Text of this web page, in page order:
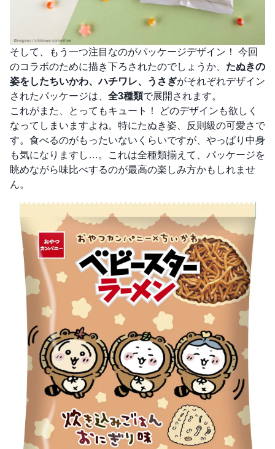
そして、もう一つ注目なのがパッケージデザイン！ 今回
のコラボのために描き下ろされたのでしょうか、 たぬきの
姿をしたちいかわ、ハチワレ、うさぎがそれぞれデザイン
されたパッケージは、 全3種類で展開されます。
これがまた、とってもキュート！ どのデザインも欲しく
なってしまいますよね。特にたぬき姿、反則級の可愛さで
す。食べるのがもったいないくらいですが、やっぱり中身
も気になりますし…。これは全種類揃えて、パッケージを
眺めながら味比べするのが最高の楽しみ方かもしれませ
ん。